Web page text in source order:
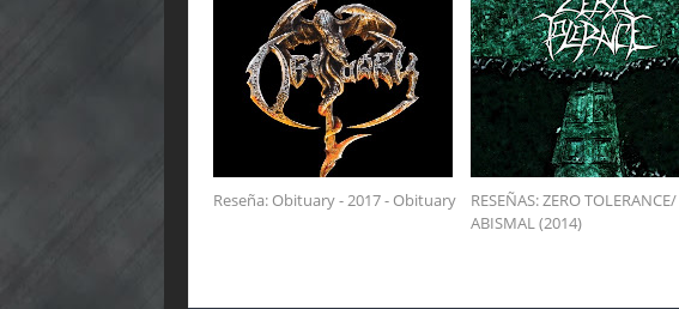
Reseña: Obituary - 2017 - Obituary
RESEÑAS: ZERO TOLERANCE/
ABISMAL (2014)